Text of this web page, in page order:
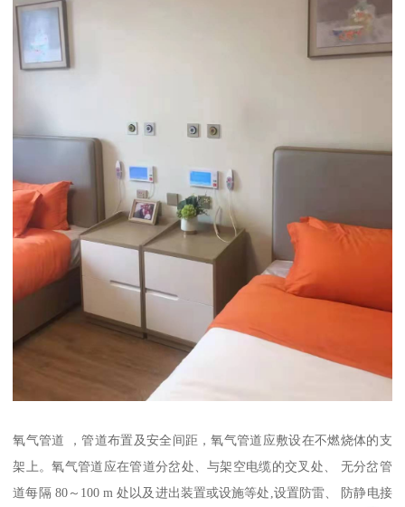
氧气管道 ，管道布置及安全间距，氧气管道应敷设在不燃烧体的支
架上。氧气管道应在管道分岔处、与架空电缆的交叉处、 无分岔管
道每隔 80～100 m 处以及进出装置或设施等处,设置防雷、 防静电接